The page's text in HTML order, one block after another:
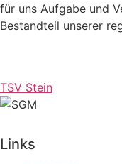
für uns Aufgabe und
Bestandteil unserer
TSV Stein
Links